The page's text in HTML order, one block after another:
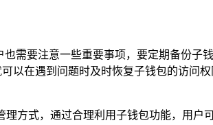
需要注意一些重要事项，要定期备份
以在遇到问题时及时恢复子钱包的访问
方式，通过合理利用子钱包功能，用